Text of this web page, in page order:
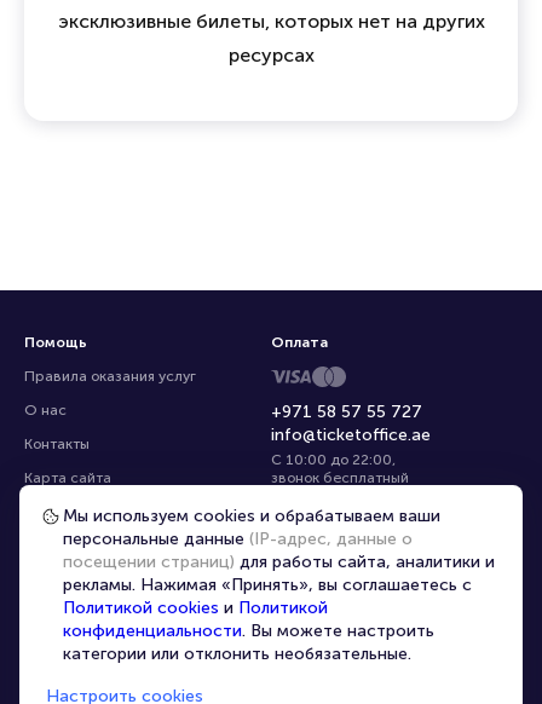
эксклюзивные билеты, которых нет на других
ресурсах
Помощь
Правила оказания услуг
О нас
Контакты
Карта сайта
Управление cookies
+971 58 57 55 727
info@ticketoffice.ae
С 10:00 до 22:00
звонок бесплатный
Все площадки
Оплата
Главная | Париж | Ru
Мы используем cookies и обрабатываем ваши
персональные данные (IP-адрес, данные о
посещении страниц) для работы сайта, аналитики и
рекламы. Нажимая «Принять», вы соглашаетесь с
Политикой cookies и Политикой
конфиденциальности. Вы можете настроить
категории или отклонить необязательные.
Настроить cookies